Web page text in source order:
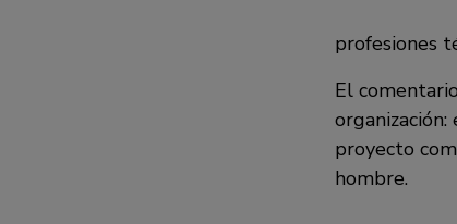
profesiones
El
proyecto
hombre.